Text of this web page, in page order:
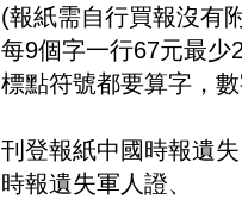
(報紙需自行買報沒有
每9個字一行67元最少
標點符號都要算字，
刊登報紙中國時報遺
時報遺失軍人證、